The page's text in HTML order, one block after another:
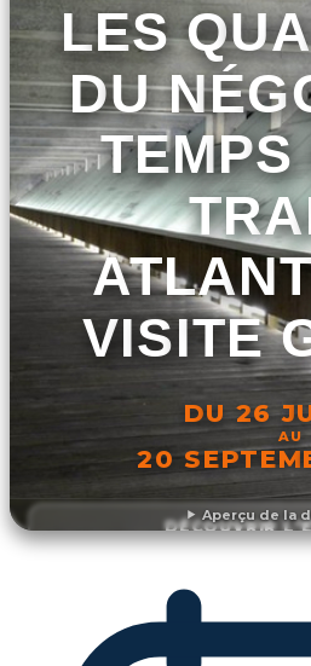
Aperçu de la
LES
DU
VISITE
DU 26
AU
20
DÉCOUVRIR